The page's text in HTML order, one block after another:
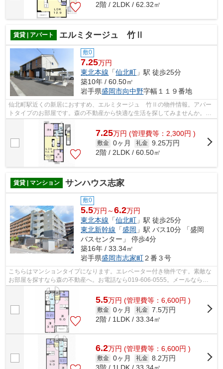
2階 / 2LDK / 62.32㎡
賃貸 | アパート エルミタージュ 竹Ⅱ
敷0
7.25万円
東北本線 「仙北町 」駅 徒歩25分
築10年 / 60.50㎡
岩手県盛岡市向中野字幅１１９番地
仙北町駅近くの新居におすすめ、エルミタージュ 竹Ⅱの物件情報。アパー
トタイプのお部屋です。森の不動産から快適な生活を探してみませんか。物
件に関するお問い合わせやご要望はこち...
7.25万円 (管理費等：2,300円 )
敷金 0ヶ月 礼金 9.25万円
2階 / 2LDK / 60.50㎡
賃貸 | マンション サンハウス志家
敷0
5.5万円～6.2万円
東北本線 「仙北町 」駅 徒歩25分
東北新幹線 「盛岡 」駅 バス10分 「盛岡
バスセンター」 停歩4分
築16年 / 33.34㎡
岩手県盛岡市志家町２番３号
こちらはマンションタイプになります。エレベーター付き物件です。素敵な
お部屋を探すなら森の不動産へ。お電話なら019-606-0555。メールなら
mori-no@f8.dion.ne.jp。ご連絡お待ちして...
5.5万円 (管理費等：6,600円 )
敷金 0ヶ月 礼金 7.5万円
2階 / 1LDK / 33.34㎡
6.2万円 (管理費等：6,600円 )
敷金 0ヶ月 礼金 8.2万円